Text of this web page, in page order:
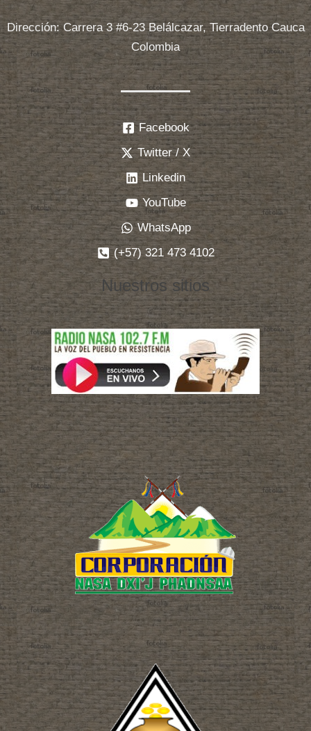
Dirección: Carrera 3 #6-23 Belálcazar, Tierradento Cauca
Colombia
Facebook
Twitter / X
Linkedin
YouTube
WhatsApp
(+57) 321 473 4102
Nuestros sitios